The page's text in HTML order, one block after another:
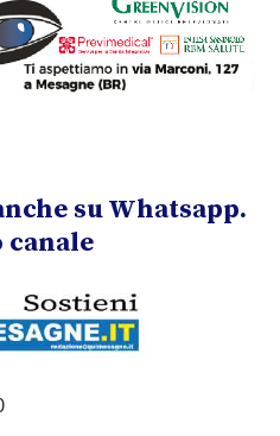
su Whatsapp.
canale